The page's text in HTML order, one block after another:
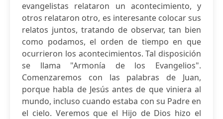
evangelistas relataron un acontecimiento, y
otros relataron otro, es interesante colocar sus
relatos juntos, tratando de observar, tan bien
como podamos, el orden de tiempo en que
ocurrieron los acontecimientos. Tal disposición
se llama "Armonía de los Evangelios".
Comenzaremos con las palabras de Juan,
porque habla de Jesús antes de que viniera al
mundo, incluso cuando estaba con su Padre en
el cielo. Veremos que el Hijo de Dios hizo el